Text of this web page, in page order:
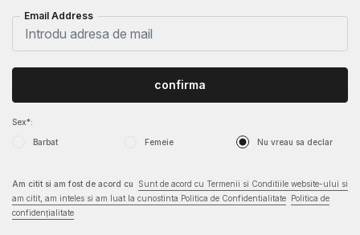
Email Address
Sex*:
Barbat Femeie Nu vreau sa declar
confirma
Am citit si am fost de acord cu
Sunt de acord cu Termenii si Conditiile website-ului si
am citit, am inteles si am luat la cunostinta Politica de Confidentialitate
Politica de
confidențialitate